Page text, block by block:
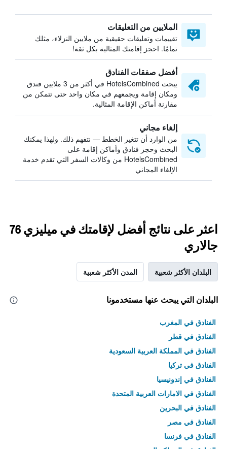
الملايين من التعليقات
تقييمات وتعليقات حقيقية من ملايين النزلاء، مثلك
تمامًا. احجز إقامتك المثالية بكل ثقة!
أفضل صفقات الفنادق
يبحث HotelsCombined في أكثر من 3 ملايين فندق
ومكان إقامة ويجمعهم في مكان واحد حتى تتمكن من
مقارنة أماكن الإقامة المثالية.
إلغاء مجاني
من الوارد أن تتغير الخطط — نتفهم ذلك. ولهذا يمكنك
البحث وحجز فنادق وأماكن إقامة على
HotelsCombined من وكالات السفر التي تقدم خدمة
الإلغاء المجاني
اعثر على نتائج أفضل لإقامتك في ميليزي 76
جالاري
البلدان الأكثر شعبية المدن الأكثر شعبية
البلدان التي يبحث عنها مستخدمونا
الفنادق في المغرب
الفنادق في قطر
الفنادق في المملكة العربية السعودية
الفنادق في تركيا
الفنادق في إندونيسيا
الفنادق في الامارات العربية المتحدة
الفنادق في البحرين
الفنادق في مصر
الفنادق في فرنسا